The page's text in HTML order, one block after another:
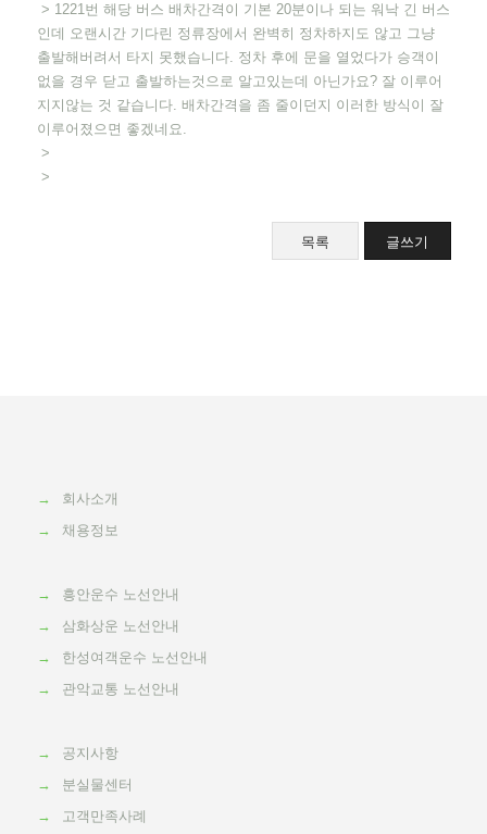
> 1221번 해당 버스 배차간격이 기본 20분이나 되는 워낙 긴 버스
인데 오랜시간 기다린 정류장에서 완벽히 정차하지도 않고 그냥
출발해버려서 타지 못했습니다. 정차 후에 문을 열었다가 승객이
없을 경우 닫고 출발하는것으로 알고있는데 아닌가요? 잘 이루어
지지않는 것 같습니다. 배차간격을 좀 줄이던지 이러한 방식이 잘
이루어졌으면 좋겠네요.
>
>
목록 글쓰기
→
회사소개
→
채용정보
→
흥안운수 노선안내
→
삼화상운 노선안내
→
한성여객운수 노선안내
→
관악교통 노선안내
→
공지사항
→
분실물센터
→
고객만족사례